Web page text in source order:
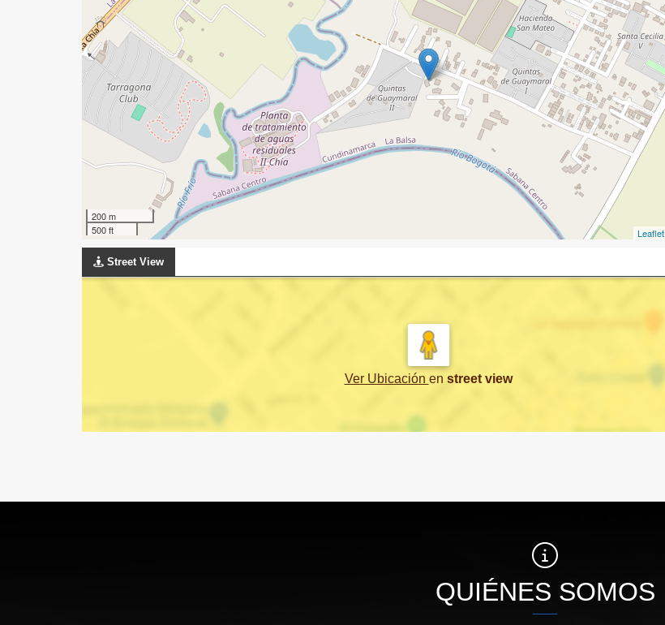
200 m
500 ft
Leaflet
Street View
Ver Ubicación en street view
QUIÉNES SOMOS